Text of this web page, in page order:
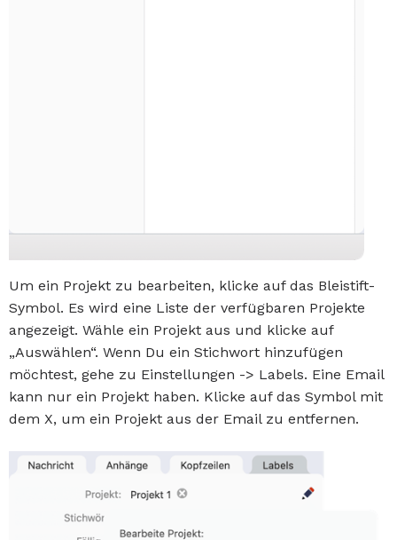
Um ein Projekt zu bearbeiten, klicke auf das Bleistift-
Symbol. Es wird eine Liste der verfügbaren Projekte
angezeigt. Wähle ein Projekt aus und klicke auf
„Auswählen“. Wenn Du ein Stichwort hinzufügen
möchtest, gehe zu Einstellungen -> Labels. Eine Email
kann nur ein Projekt haben. Klicke auf das Symbol mit
dem X, um ein Projekt aus der Email zu entfernen.